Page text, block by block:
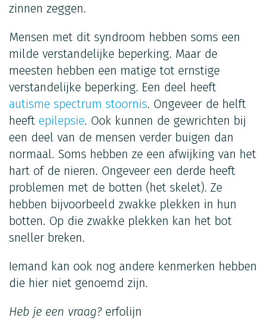
zinnen zeggen.
Mensen met dit syndroom hebben soms een
milde verstandelijke beperking. Maar de
meesten hebben een matige tot ernstige
verstandelijke beperking. Een deel heeft
autisme spectrum stoornis. Ongeveer de helft
heeft epilepsie. Ook kunnen de gewrichten bij
een deel van de mensen verder buigen dan
normaal. Soms hebben ze een afwijking van het
hart of de nieren. Ongeveer een derde heeft
problemen met de botten (het skelet). Ze
hebben bijvoorbeeld zwakke plekken in hun
botten. Op die zwakke plekken kan het bot
sneller breken.
Iemand kan ook nog andere kenmerken hebben
die hier niet genoemd zijn.
Heb je een vraag? erfolijn